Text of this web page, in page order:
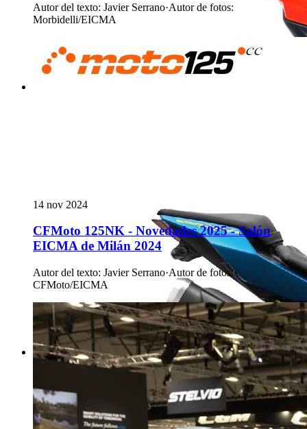
Autor del texto: Javier Serrano·Autor de fotos:
Morbidelli/EICMA
14 nov 2024
CFMoto 125NK - Novedades 2025 - Salón
EICMA de Milán 2024
Autor del texto: Javier Serrano·Autor de fotos:
CFMoto/EICMA